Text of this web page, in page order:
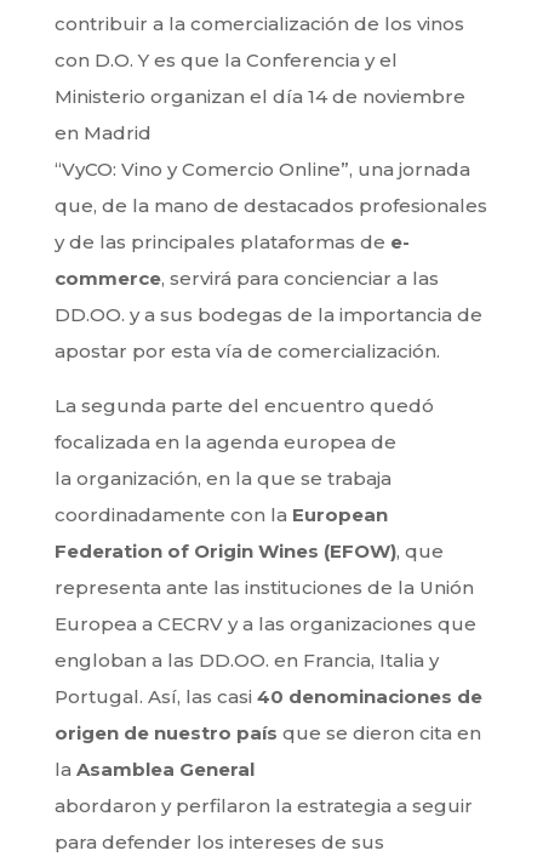
contribuir a la comercialización de los vinos
con D.O. Y es que la Conferencia y el
Ministerio organizan el día 14 de noviembre
en Madrid
“VyCO: Vino y Comercio Online”, una jornada
que, de la mano de destacados profesionales
y de las principales plataformas de e-
commerce, servirá para concienciar a las
DD.OO. y a sus bodegas de la importancia de
apostar por esta vía de comercialización.
La segunda parte del encuentro quedó
focalizada en la agenda europea de
la organización, en la que se trabaja
coordinadamente con la European
Federation of Origin Wines (EFOW), que
representa ante las instituciones de la Unión
Europea a CECRV y a las organizaciones que
engloban a las DD.OO. en Francia, Italia y
Portugal. Así, las casi 40 denominaciones de
origen de nuestro país que se dieron cita en
la Asamblea General
abordaron y perfilaron la estrategia a seguir
para defender los intereses de sus